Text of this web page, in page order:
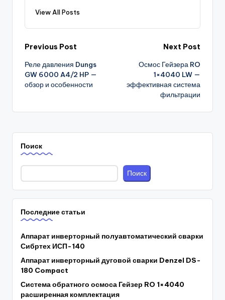
View All Posts
Post
navigation
Previous Post
Реле давления Dungs
GW 6000 A4/2 HP —
обзор и особенности
Next Post
Осмос Гейзера RO
1×4040 LW —
эффективная система
фильтрации
Поиск
Поиск
Последние статьи
Аппарат инверторный полуавтоматический сварки
Сибртех ИСП-140
Аппарат инверторный дуговой сварки Denzel DS-
180 Compact
Система обратного осмоса Гейзер RO 1×4040
расширенная комплектация